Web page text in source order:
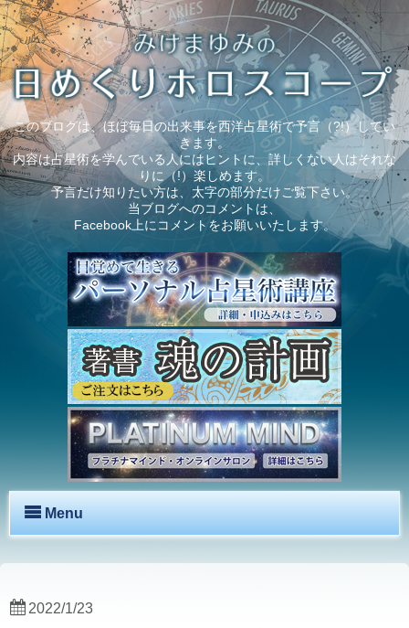
このブログは、ほぼ毎日の出来事を西洋占星術で予言（?!）してい
きます。
内容は占星術を学んでいる人にはヒントに、詳しくない人はそれな
りに（!）楽しめます。
予言だけ知りたい方は、太字の部分だけご覧下さい。
当ブログへのコメントは、
Facebook上にコメントをお願いいたします。
Menu
2022/1/23